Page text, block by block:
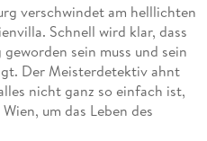
verschwindet am helllichten
Schnell wird klar, dass
sein muss und sein
Der Meisterdetektiv ahnt
nicht ganz so einfach ist,
um das Leben des